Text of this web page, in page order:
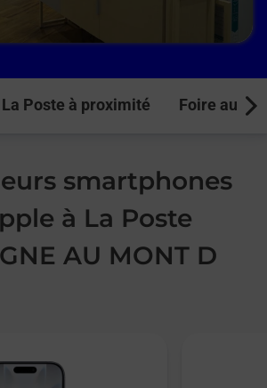
La Poste à proximité Foire aux
smartphones
à La Poste
AU MONT D